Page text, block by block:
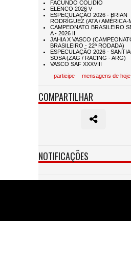
participe mensagens de hoje
COMPARTILHAR
NOTIFICAÇÕES